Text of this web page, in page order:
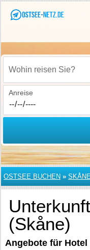
Wohin reisen Sie?
Anreise
OSTSEE BUCHEN »
(Skåne)
Angebote für